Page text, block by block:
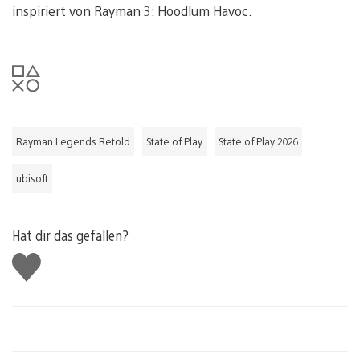
inspiriert von Rayman 3: Hoodlum Havoc.
Rayman Legends Retold State of Play State of Play 2026
ubisoft
Hat dir das gefallen?
Gefällt
mir